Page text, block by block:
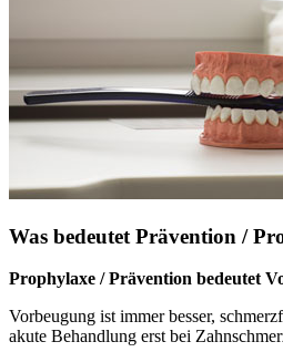
Was bedeutet Prävention /
Prophylaxe / Prävention bedeutet
Vorbeugung ist immer besser,
akute Behandlung erst bei